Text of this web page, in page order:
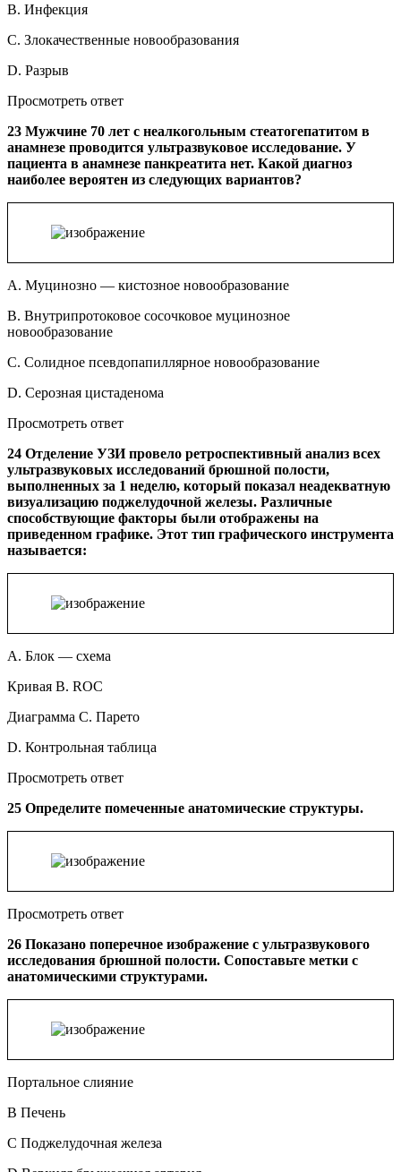
B. Инфекция
C. Злокачественные новообразования
D. Разрыв
Просмотреть ответ
23 Мужчине 70 лет с неалкогольным стеатогепатитом в
анамнезе проводится ультразвуковое исследование. У
пациента в анамнезе панкреатита нет. Какой диагноз
наиболее вероятен из следующих вариантов?
A. Муцинозно — кистозное новообразование
B. Внутрипротоковое сосочковое муцинозное
новообразование
C. Солидное псевдопапиллярное новообразование
D. Серозная цистаденома
Просмотреть ответ
24 Отделение УЗИ провело ретроспективный анализ всех
ультразвуковых исследований брюшной полости,
выполненных за 1 неделю, который показал неадекватную
визуализацию поджелудочной железы. Различные
способствующие факторы были отображены на
приведенном графике. Этот тип графического инструмента
называется:
A. Блок — схема
Кривая B. ROC
Диаграмма C. Парето
D. Контрольная таблица
Просмотреть ответ
25 Определите помеченные анатомические структуры.
Просмотреть ответ
26 Показано поперечное изображение с ультразвукового
исследования брюшной полости. Сопоставьте метки с
анатомическими структурами.
Портальное слияние
B Печень
C Поджелудочная железа